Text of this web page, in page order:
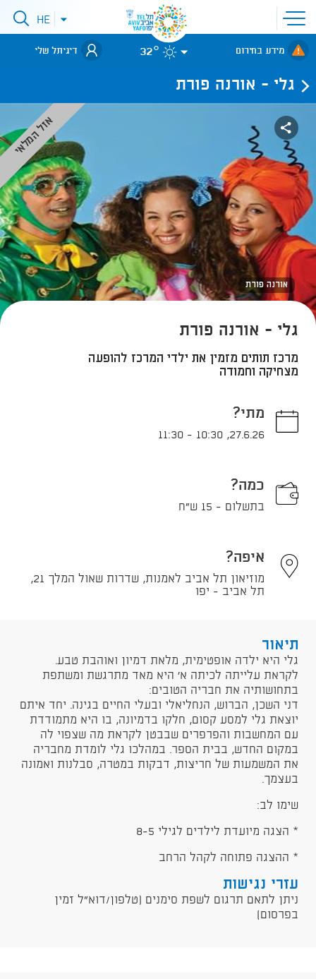
פתיחת
תפריט
אתר
לאתר עיריית
תל-אביב
פתיחתHE
מידע בחירום 32° דיגיתל שלי
גלי - אורנה פורת
אורנה פורת
אזל המלאי
גלי - אורנה פורת
מרכז תותים מזמין את ילדי המרכז להופעה
מצחיקה וחמודה
מתי?
27.6.26
,
10:30
-
11:30
כמה?
בתשלום - 15 ש"ח
איפה?
מוזיאון תל אביב לאמנות, שדרות שאול המלך 21,
תל אביב - יפו
תיאור
גלי היא ילדה אופטימית, מלאת דמיון ואוהבת טבע.
לקראת עלייתה לכיתה א' היא מאד מתרגשת ומשתפת
בתחושותיה את חבריה הטובים:
דני השכן, הברוש, הנחליאלי ובעלי החיים בגינה. יחד איתם
יוצאת גלי למסע קסום, חלקו בדמיונה, בו היא מתמודדת
עם המחשבות והפרפרים שבבטן לקראת מה שצפוי לה
במקום החדש, בבית הספר. במהלכו גלי לומדת מחבריה
את המשמעות של חריצות, דבקות במטרה, סבלנות ואמונה
בעצמך.
שימו לב:
* הצגה מיועדת לילדים לגילי 8-5
* ההצגה פתוחה לקהל הרחב
עזרי נגישות
ניתן לתאם תרגום לשפת סימנים (טלפון/דוא"ל זמין
בפרסום)